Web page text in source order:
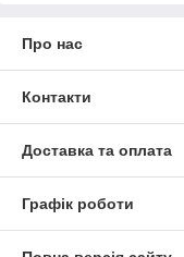
Про нас
Контакти
Доставка та оплата
Графік роботи